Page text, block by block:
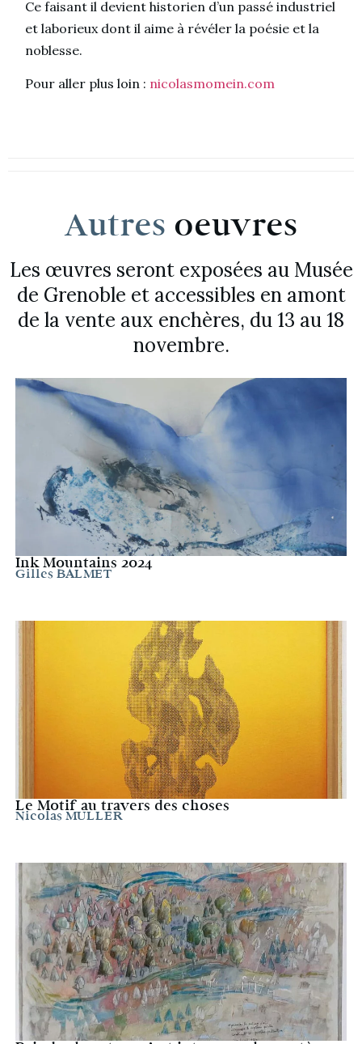
Ce faisant il devient historien d’un passé industriel
et laborieux dont il aime à révéler la poésie et la
noblesse.
Pour aller plus loin : nicolasmomein.com
Autres oeuvres
Les œuvres seront exposées au Musée
de Grenoble et accessibles en amont
de la vente aux enchères, du 13 au 18
novembre.
Ink Mountains 2024
Gilles BALMET
Le Motif au travers des choses
Nicolas MULLER